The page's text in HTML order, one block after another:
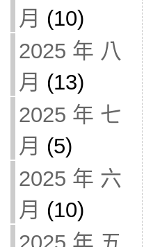
月 (10)
2025 年 八
月 (13)
2025 年 七
月 (5)
2025 年 六
月 (10)